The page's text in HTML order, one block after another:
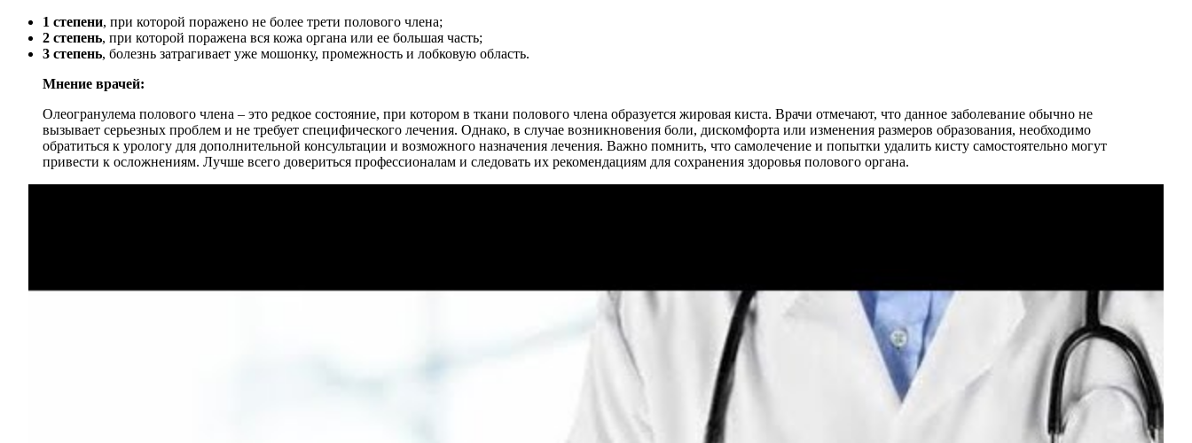
1 степени, при которой поражено не более трети полового члена;
2 степень, при которой поражена вся кожа органа или ее большая часть;
3 степень, болезнь затрагивает уже мошонку, промежность и лобковую область.
Мнение врачей:
Олеогранулема полового члена – это редкое состояние, при котором в ткани полового члена образуется жировая киста. Врачи отмечают, что данное заболевание обычно не
вызывает серьезных проблем и не требует специфического лечения. Однако, в случае возникновения боли, дискомфорта или изменения размеров образования, необходимо
обратиться к урологу для дополнительной консультации и возможного назначения лечения. Важно помнить, что самолечение и попытки удалить кисту самостоятельно могут
привести к осложнениям. Лучше всего довериться профессионалам и следовать их рекомендациям для сохранения здоровья полового органа.